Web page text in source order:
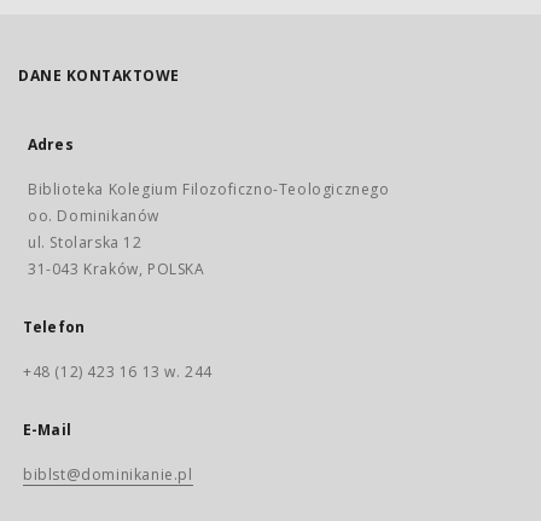
DANE KONTAKTOWE
Adres
Biblioteka Kolegium Filozoficzno-Teologicznego
oo. Dominikanów
ul. Stolarska 12
31-043 Kraków, POLSKA
Telefon
+48 (12) 423 16 13 w. 244
E-Mail
biblst@dominikanie.pl